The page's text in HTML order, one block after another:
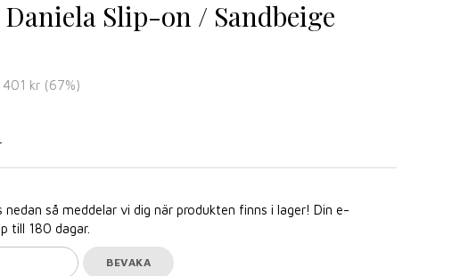
Slip-on / Sandbeige
401 kr (67%)
så meddelar vi dig när produkten finns i lager! Din e-
till 180 dagar.
BEVAKA